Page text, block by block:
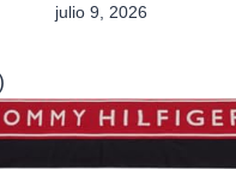
julio 9, 2026